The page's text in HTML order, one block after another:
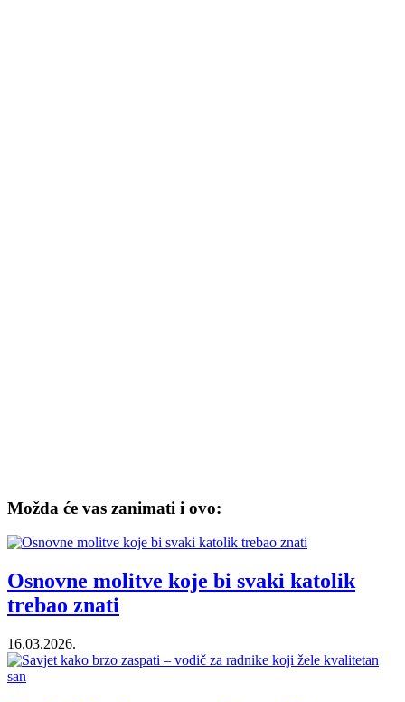
Možda će vas zanimati i ovo:
Osnovne molitve koje bi svaki katolik
trebao znati
16.03.2026.